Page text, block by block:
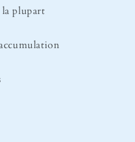
la plupart